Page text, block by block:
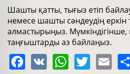
Шашты қатты, тығыз етіп
немесе шашты сәндеудің еркін
алмастырыңыз.
таңғыштарды аз байлаңыз.
Facebook
VK